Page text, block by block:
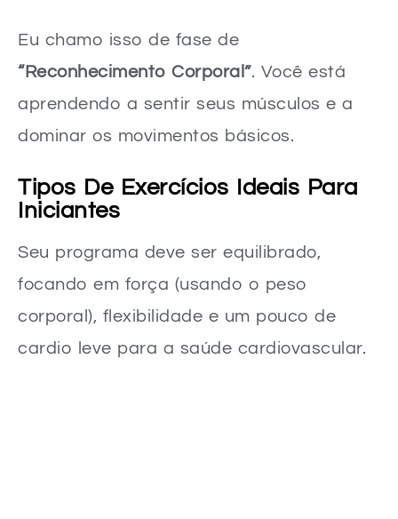
Eu chamo isso de fase de
“Reconhecimento Corporal”. Você está
aprendendo a sentir seus músculos e a
dominar os movimentos básicos.
Tipos De Exercícios Ideais Para
Iniciantes
Seu programa deve ser equilibrado,
focando em força (usando o peso
corporal), flexibilidade e um pouco de
cardio leve para a saúde cardiovascular.